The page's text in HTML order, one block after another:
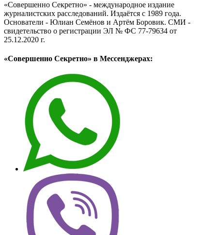
«Совершенно Секретно» - международное издание
журналистских расследований. Издаётся с 1989 года.
Основатели - Юлиан Семёнов и Артём Боровик. CМИ -
свидетельство о регистрации ЭЛ № ФС 77-79634 от
25.12.2020 г.
«Совершенно Секретно» в Мессенджерах: